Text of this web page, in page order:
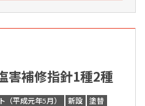
害補修指針1種2種
（平成元年5月） 新設
塗替